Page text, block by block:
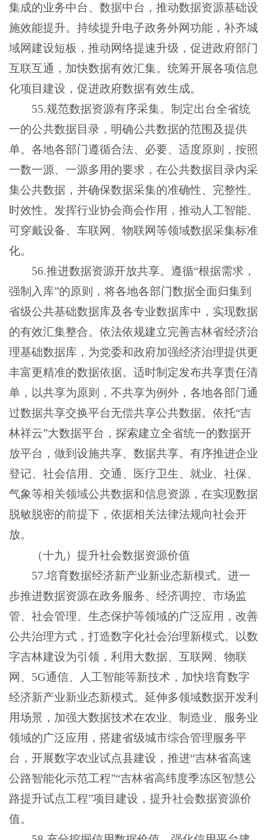
集成的业务中台、数据中台，推动数据资源基础设
施效能提升。持续提升电子政务外网功能，补齐城
域网建设短板，推动网络提速升级，促进政府部门
互联互通，加快数据有效汇集。统筹开展各项信息
化项目建设，促进政府数据有效生成。
55.规范数据资源有序采集。制定出台全省统
一的公共数据目录，明确公共数据的范围及提供
单。各地各部门遵循合法、必要、适度原则，按照
一数一源、一源多用的要求，在公共数据目录内采
集公共数据，并确保数据采集的准确性、完整性、
时效性。发挥行业协会商会作用，推动人工智能、
可穿戴设备、车联网、物联网等领域数据采集标准
化。
56.推进数据资源开放共享。遵循“根据需求，
强制入库”的原则，将各地各部门数据全面归集到
省级公共基础数据库及各专业数据库中，实现数据
的有效汇集整合。依法依规建立完善吉林省经济治
理基础数据库，为党委和政府加强经济治理提供更
丰富更精准的数据依据。适时制定发布共享责任清
单，以共享为原则，不共享为例外，各地各部门通
过数据共享交换平台无偿共享公共数据。依托“吉
林祥云”大数据平台，探索建立全省统一的数据开
放平台，做到设施共享、数据共享。有序推进企业
登记、社会信用、交通、医疗卫生、就业、社保、
气象等相关领域公共数据和信息资源，在实现数据
脱敏脱密的前提下，依据相关法律法规向社会开
放。
（十九）提升社会数据资源价值
57.培育数据经济新产业新业态新模式。进一
步推进数据资源在政务服务、经济调控、市场监
管、社会管理、生态保护等领域的广泛应用，改善
公共治理方式，打造数字化社会治理新模式。以数
字吉林建设为引领，利用大数据、互联网、物联
网、5G通信、人工智能等新技术，加快培育数字
经济新产业新业态新模式。延伸多领域数据开发利
用场景，加强大数据技术在农业、制造业、服务业
领域的广泛应用，搭建省级城市综合管理服务平
台，开展数字农业试点县建设，推进“吉林省高速
公路智能化示范工程”“吉林省高纬度季冻区智慧公
路提升试点工程”项目建设，提升社会数据资源价
值。